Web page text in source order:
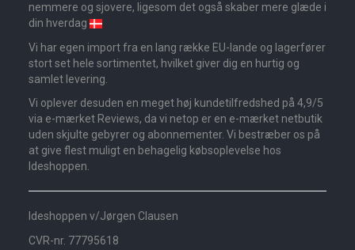
nemmere og sjovere, ligesom det også skaber mere glæde i
din hverdag
Vi har egen import fra en lang række EU-lande og lagerfører
stort set hele sortimentet, hvilket giver dig en hurtig og
samlet levering.
Vi oplever desuden en meget høj kundetilfredshed på 4,9/5
via e-mærket Reviews, da vi netop er en e-mærket netbutik
uden skjulte gebyrer og abonnementer. Vi bestræber os på
at give flest muligt en behagelig købsoplevelse hos
Ideshoppen.
Ideshoppen v/Jørgen Clausen
CVR-nr. 77795618